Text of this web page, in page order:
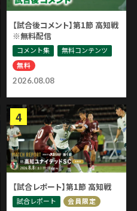
2026.08.08
【試合後コメント】第1節 高知戦
※無料配信
コメント集
無料コンテンツ
無料
【試合レポート】第1節 高知戦
試合レポート 会員限定